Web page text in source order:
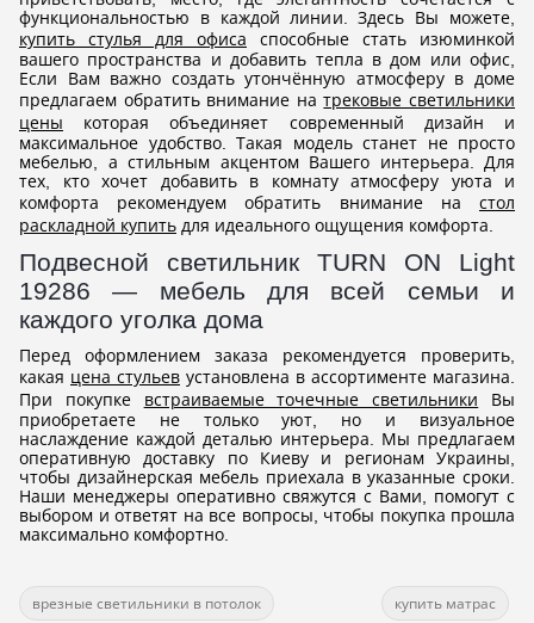
функциональностью в каждой линии. Здесь Вы можете,
купить стулья для офиса способные стать изюминкой
вашего пространства и добавить тепла в дом или офис,
Если Вам важно создать утончённую атмосферу в доме
предлагаем обратить внимание натрековые светильники
цены которая объединяет современный дизайн и
максимальное удобство. Такая модель станет не просто
мебелью, а стильным акцентом Вашего интерьера. Для
тех, кто хочет добавить в комнату атмосферу уюта и
комфорта рекомендуем обратить внимание на стол
раскладной купить для идеального ощущения комфорта.
Подвесной светильник ТURN ON Light
19286 — мебель для всей семьи и
каждого уголка дома
Перед оформлением заказа рекомендуется проверить,
какая цена стульев установлена в ассортименте магазина.
При покупке встраиваемые точечные светильники Вы
приобретаете не только уют, но и визуальное
наслаждение каждой деталью интерьера. Мы предлагаем
оперативную доставку по Киеву и регионам Украины,
чтобы дизайнерская мебель приехала в указанные сроки.
Наши менеджеры оперативно свяжутся с Вами, помогут с
выбором и ответят на все вопросы, чтобы покупка прошла
максимально комфортно.
врезные светильники в потолок купить матрас